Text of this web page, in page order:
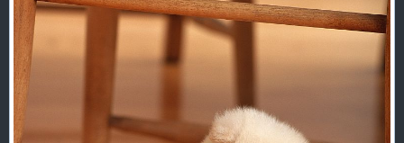
Еще